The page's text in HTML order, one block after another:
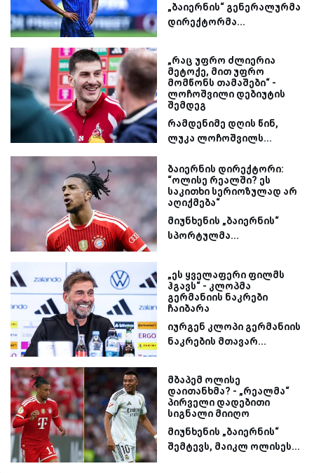
„ბაიერნის“ გენერალურმა
დირექტორმა...
„რაც უფრო ძლიერია
მეტოქე, მით უფრო
მომწონს თამაშები“ -
ლოჩოშვილი დებიუტის
შემდეგ
რამდენიმე დღის წინ,
ლუკა ლოჩოშვილს...
ბაიერნის დირექტორი:
“ოლისე რეალში? ეს
საკითხი სერიოზულად არ
აღიქმება“
მიუნხენის „ბაიერნის“
სპორტულმა...
„ეს ყველაფერი ფილმს
ჰგავს“ - კლოპმა
გერმანიის ნაკრები
ჩაიბარა
იურგენ კლოპი გერმანიის
ნაკრების მთავარ...
მბაპემ ოლისე
დაითანხმა? - „რეალმა“
პირველი დადებითი
სიგნალი მიიღო
მიუნხენის „ბაიერნის“
შემტევს, მაიკლ ოლისეს...